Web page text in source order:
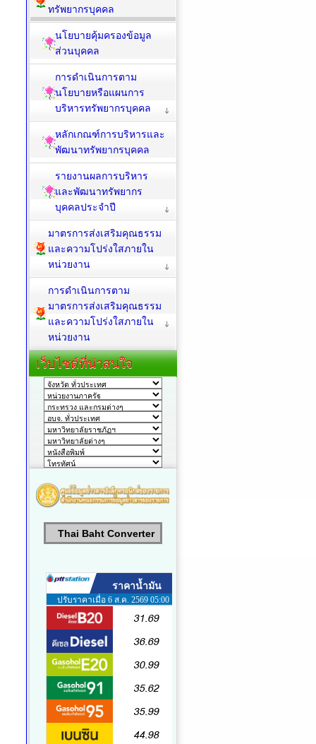
ทรัพยากรบุคคล
นโยบายคุ้มครองข้อมูล
ส่วนบุคคล
การดำเนินการตาม
นโยบายหรือแผนการ
บริหารทรัพยากรบุคคล
หลักเกณฑ์การบริหารและ
พัฒนาทรัพยากรบุคคล
รายงานผลการบริหาร
และพัฒนาทรัพยากร
บุคคลประจำปี
มาตรการส่งเสริมคุณธรรม
และความโปร่งใสภายใน
หน่วยงาน
การดำเนินการตาม
มาตรการส่งเสริมคุณธรรม
และความโปร่งใสภายใน
หน่วยงาน
เว็บไซต์ที่น่าสนใจ
Thai Baht Converter